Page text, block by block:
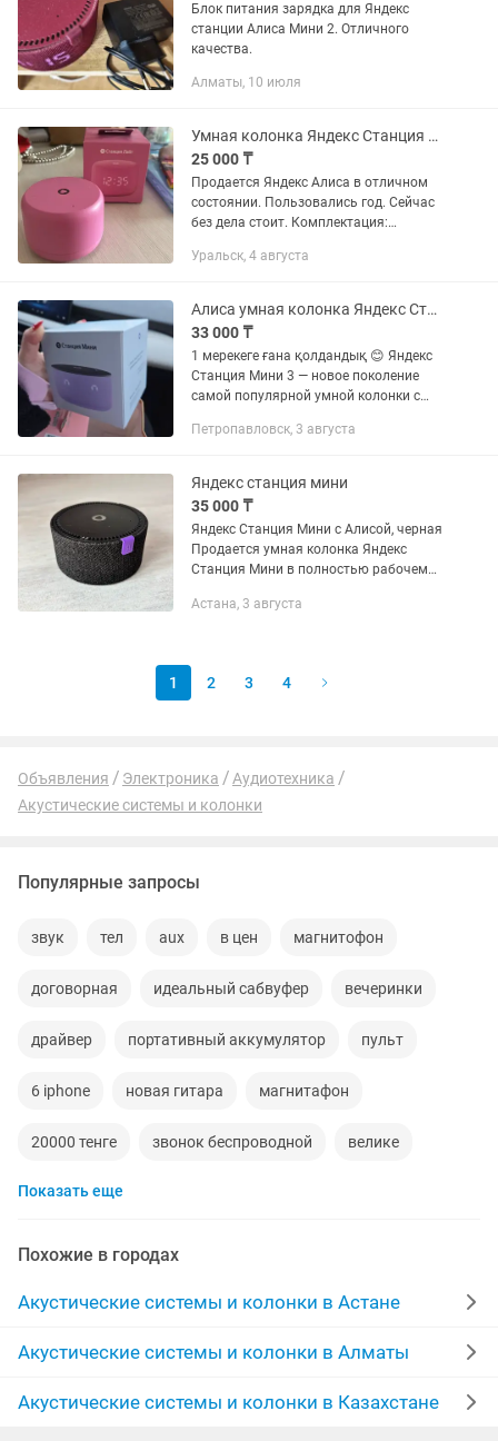
Блок питания зарядка для Яндекс
станции Алиса Мини 2. Отличного
качества.
Алматы, 10 июля
Умная колонка Яндекс Станция Лайт 2 розовая
25 000 ₸
Продается Яндекс Алиса в отличном
состоянии. Пользовались год. Сейчас
без дела стоит. Комплектация:
Уральск, 4 августа
Алиса умная колонка Яндекс Станция Мини 3 новая фиолетовый
33 000 ₸
1 мерекеге ғана қолдандық 😊 Яндекс
Станция Мини 3 — новое поколение
самой популярной умной колонки с
работать, вести домашние дела и
Петропавловск, 3 августа
Яндекс станция мини
35 000 ₸
Яндекс Станция Мини с Алисой, черная
Продается умная колонка Яндекс
Станция Мини в полностью рабочем
Состояние: б/у Цвет: черный
Астана, 3 августа
1 2 3 4
Объявления Электроника
Аудиотехника
Акустические системы и колонки
Популярные запросы
звук тел aux в цен магнитофон
договорная идеальный сабвуфер вечеринки
драйвер портативный аккумулятор пульт
6 iphone новая гитара магнитафон
20000 тенге звонок беспроводной велике
телефоны сотовые
огромное слайдеры номер айфон iphone 6
гитарный гитара бу вес дорожные сумки
коробка от телефона телефоны айфон радиатор
Показать еще
Похожие в городах
Акустические системы и колонки в Астане
Акустические системы и колонки в Алматы
Акустические системы и колонки в Казахстане